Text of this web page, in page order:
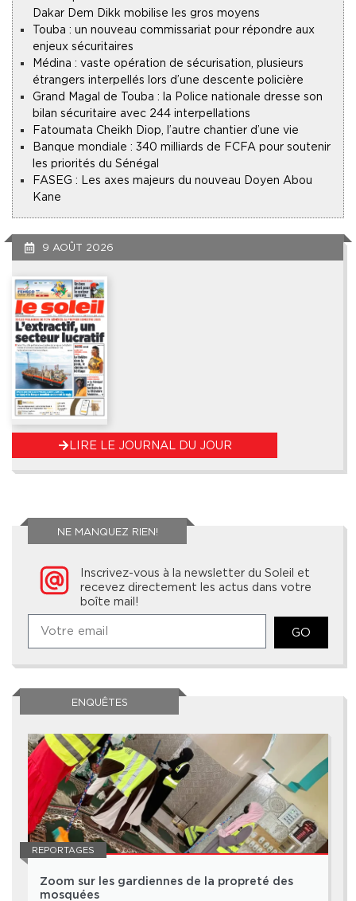
Dakar Dem Dikk mobilise les gros moyens
Touba : un nouveau commissariat pour répondre aux
enjeux sécuritaires
Médina : vaste opération de sécurisation, plusieurs
étrangers interpellés lors d’une descente policière
Grand Magal de Touba : la Police nationale dresse son
bilan sécuritaire avec 244 interpellations
Fatoumata Cheikh Diop, l’autre chantier d’une vie
Banque mondiale : 340 milliards de FCFA pour soutenir
les priorités du Sénégal
FASEG : Les axes majeurs du nouveau Doyen Abou
Kane
9 AOÛT 2026
LIRE LE JOURNAL DU JOUR
NE MANQUEZ RIEN!
Inscrivez-vous à la newsletter du Soleil et
recevez directement les actus dans votre
boîte mail!
GO
ENQUÊTES
REPORTAGES
Zoom sur les gardiennes de la propreté des
mosquées